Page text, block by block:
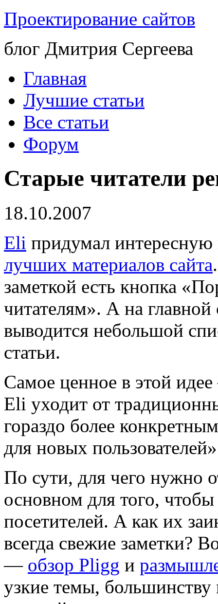
Проектирование сайтов
блог Дмитрия Сергеева
Главная
Лучшие статьи
Все статьи
Форум
Старые читатели
18.10.2007
Eli придумал
лучших материалов сайта
заметкой есть кнопка
читателям». А на
выводится небольшой
статьи.
Самое ценное в этой
Eli уходит от
гораздо более
для новых
По сути, для чего нужно
основном для того,
посетителей. А как их
всегда свежие заметки?
— обзор Pligg и
узкие темы, большинству